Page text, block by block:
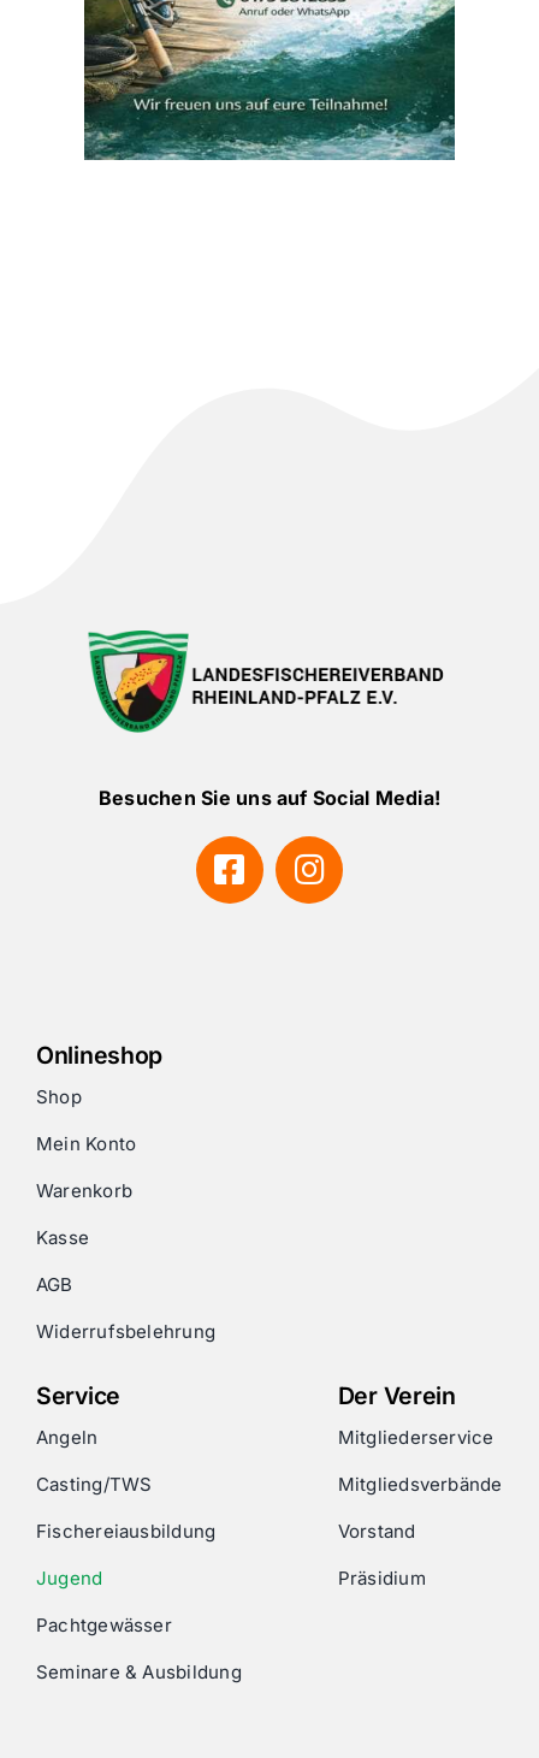
Besuchen Sie uns auf Social Media!
Onlineshop
Shop
Mein Konto
Warenkorb
Kasse
AGB
Widerrufsbelehrung
Service
Angeln
Casting/TWS
Fischereiausbildung
Jugend
Pachtgewässer
Seminare & Ausbildung
Der Verein
Mitgliederservice
Mitgliedsverbände
Vorstand
Präsidium